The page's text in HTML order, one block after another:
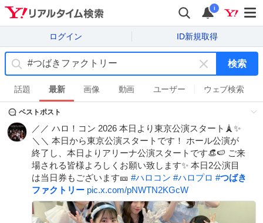
i
ログイン ID新規取得
キ
ー
ワ
ド
を
消
す
検索
話題 最新 画像 動画 ユーザー ウェブ検索
ベストポスト
／／ ハロ！コン 2026 本日より東京公演スタート🗼✨️
＼＼ 本日から東京公演スタートです！ ホール公演が
終了し、本日よりアリーナ公演スタートです👒🍉 ご来
場される皆様よろしくお願い致します✨️ 本日2公演目
は当日券もございます🎫 #ハロコン #ハロプロ #つばき
ファクトリー pic.x.com/pNWTN2KGcW